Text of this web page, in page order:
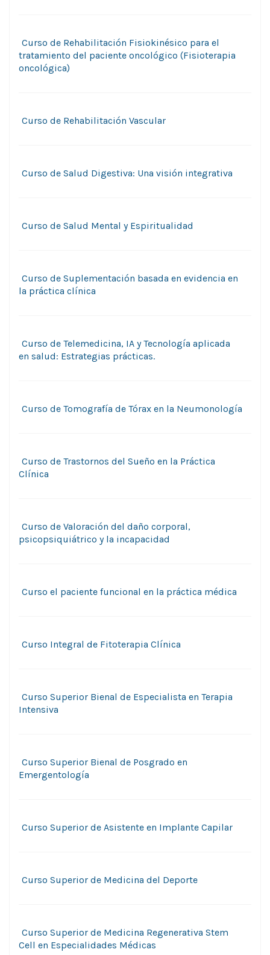
Curso de Rehabilitación Fisiokinésico para el
tratamiento del paciente oncológico (Fisioterapia
oncológica)
Curso de Rehabilitación Vascular
Curso de Salud Digestiva: Una visión integrativa
Curso de Salud Mental y Espiritualidad
Curso de Suplementación basada en evidencia en
la práctica clínica
Curso de Telemedicina, IA y Tecnología aplicada
en salud: Estrategias prácticas.
Curso de Tomografía de Tórax en la Neumonología
Curso de Trastornos del Sueño en la Práctica
Clínica
Curso de Valoración del daño corporal,
psicopsiquiátrico y la incapacidad
Curso el paciente funcional en la práctica médica
Curso Integral de Fitoterapia Clínica
Curso Superior Bienal de Especialista en Terapia
Intensiva
Curso Superior Bienal de Posgrado en
Emergentología
Curso Superior de Asistente en Implante Capilar
Curso Superior de Medicina del Deporte
Curso Superior de Medicina Regenerativa Stem
Cell en Especialidades Médicas